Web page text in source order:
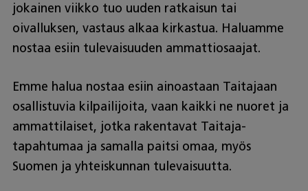
jokainen viikko tuo uuden ratkaisun tai
oivalluksen, vastaus alkaa kirkastua. Haluamme
nostaa esiin tulevaisuuden ammattiosaajat.
Emme halua nostaa esiin ainoastaan Taitajaan
osallistuvia kilpailijoita, vaan kaikki ne nuoret ja
ammattilaiset, jotka rakentavat Taitaja-
tapahtumaa ja samalla paitsi omaa, myös
Suomen ja yhteiskunnan tulevaisuutta.